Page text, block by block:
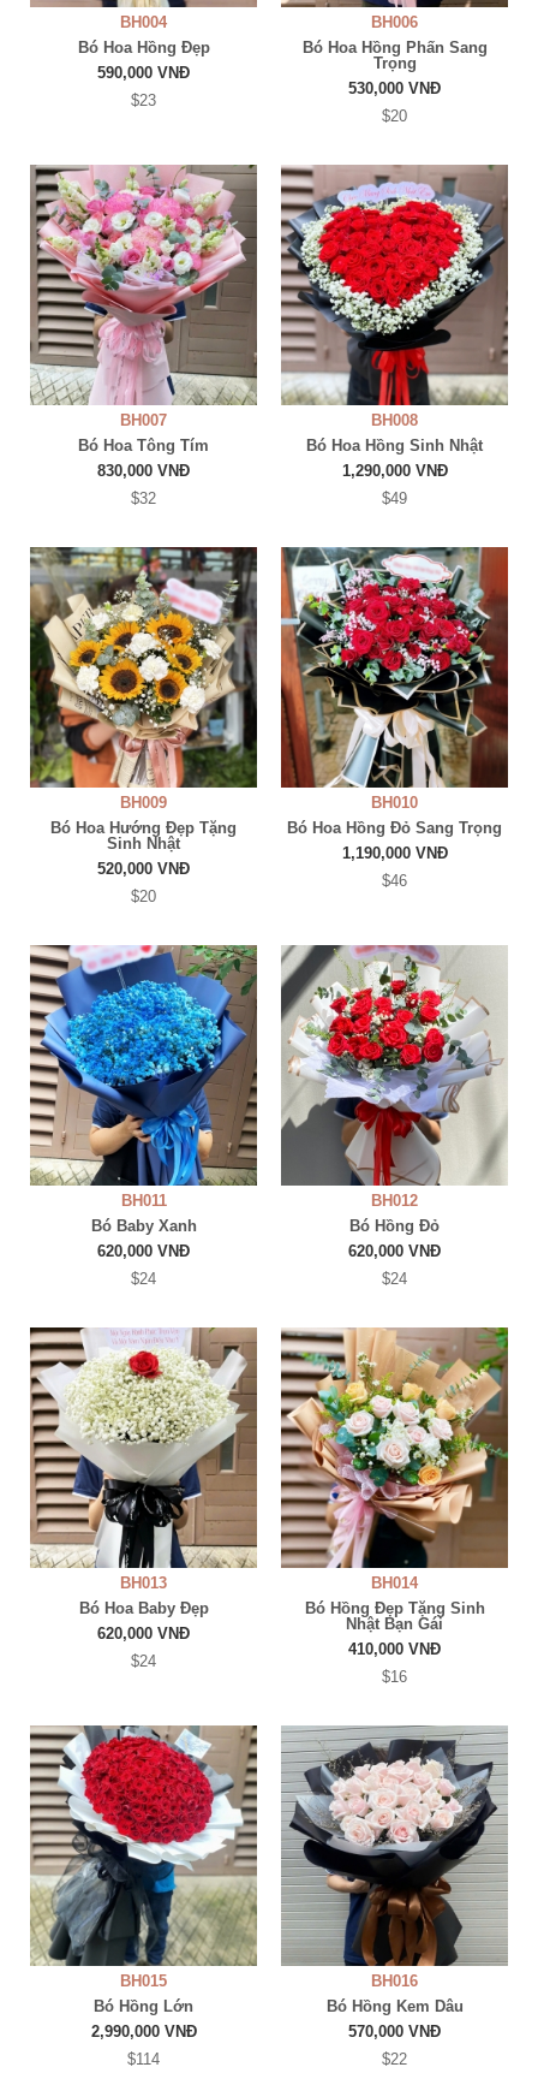
BH004
Bó Hoa Hồng Đẹp
590,000 VNĐ
$23
BH006
Bó Hoa Hồng Phấn Sang
Trọng
530,000 VNĐ
$20
BH007
Bó Hoa Tông Tím
830,000 VNĐ
$32
BH008
Bó Hoa Hồng Sinh Nhật
1,290,000 VNĐ
$49
BH009
Bó Hoa Hướng Đẹp Tặng
Sinh Nhật
520,000 VNĐ
$20
BH010
Bó Hoa Hồng Đỏ Sang Trọng
1,190,000 VNĐ
$46
BH011
Bó Baby Xanh
620,000 VNĐ
$24
BH012
Bó Hồng Đỏ
620,000 VNĐ
$24
BH013
Bó Hoa Baby Đẹp
620,000 VNĐ
$24
BH014
Bó Hồng Đẹp Tặng Sinh
Nhật Bạn Gái
410,000 VNĐ
$16
BH015
Bó Hồng Lớn
2,990,000 VNĐ
$114
BH016
Bó Hồng Kem Dâu
570,000 VNĐ
$22